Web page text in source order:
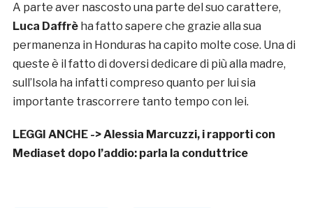
A parte aver nascosto una parte del suo carattere,
Luca Daffrèha fatto sapere che grazie alla sua
permanenza in Honduras ha capito molte cose. Una di
queste è il fatto di doversi dedicare di più alla madre,
sull’Isola ha infatti compreso quanto per lui sia
importante trascorrere tanto tempo con lei.
LEGGI ANCHE ->Alessia Marcuzzi, i rapporti con
Mediaset dopo l’addio: parla la conduttrice